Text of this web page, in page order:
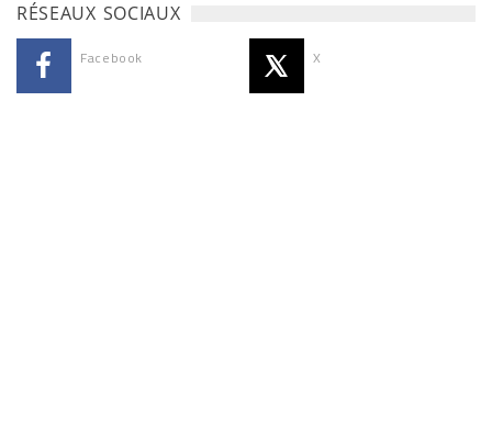
RÉSEAUX SOCIAUX
Facebook X